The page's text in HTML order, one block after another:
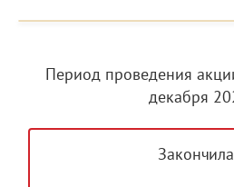
Период проведения
декабря